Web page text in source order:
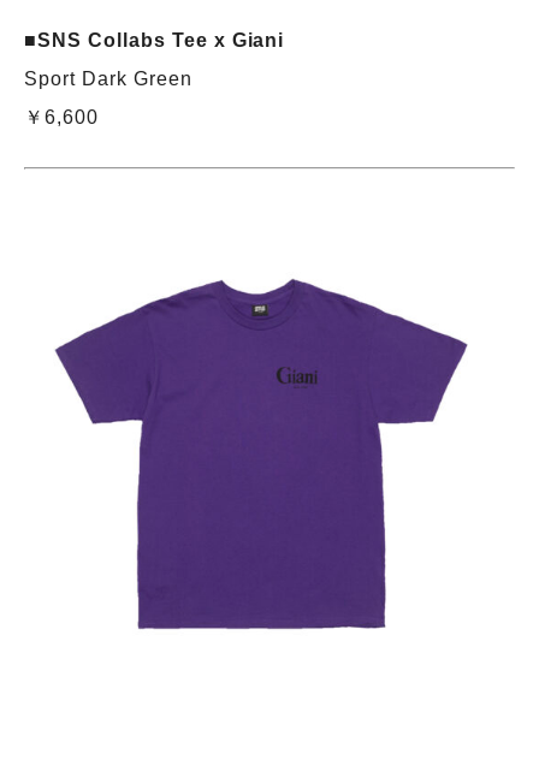
■SNS Collabs Tee x Giani
Sport Dark Green
￥6,600